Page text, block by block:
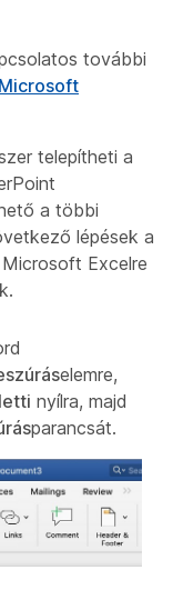
további
telepítheti a
a többi
lépések a
Excelre
elemre,
nyílra, majd
parancsát.